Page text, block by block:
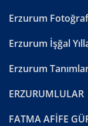
Erzurum
Erzurum İşğal
Erzurum
ERZURUMLULAR
FATMA AFİFE